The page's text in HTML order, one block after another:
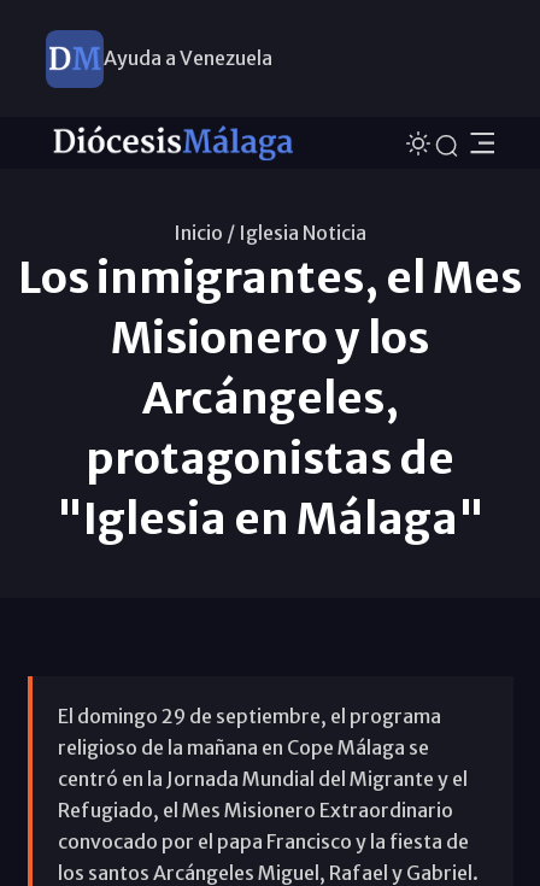
Ayuda a Venezuela
Inicio / Iglesia Noticia
Los inmigrantes, el Mes
Misionero y los
Arcángeles,
protagonistas de
"Iglesia en Málaga"
El domingo 29 de septiembre, el programa
religioso de la mañana en Cope Málaga se
centró en la Jornada Mundial del Migrante y el
Refugiado, el Mes Misionero Extraordinario
convocado por el papa Francisco y la fiesta de
los santos Arcángeles Miguel, Rafael y Gabriel.